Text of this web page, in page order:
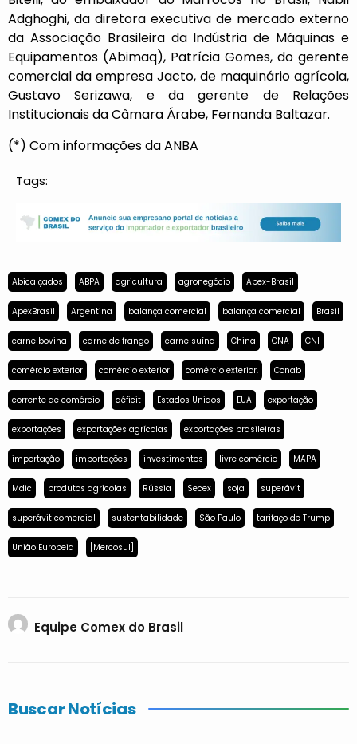
Adghoghi, da diretora executiva de mercado externo
da Associação Brasileira da Indústria de Máquinas e
Equipamentos (Abimaq), Patrícia Gomes, do gerente
comercial da empresa Jacto, de maquinário agrícola,
Gustavo Serizawa, e da gerente de Relações
Institucionais da Câmara Árabe, Fernanda Baltazar.
(*) Com informações da ANBA
Tags:
Abicalçados ABPA agricultura agronegócio Apex-Brasil
ApexBrasil Argentina balança comercial balança comercial Brasil
carne bovina carne de frango carne suína China CNA CNI
comércio exterior comércio exterior comércio exterior. Conab
corrente de comércio déficit Estados Unidos EUA exportação
exportações exportações agrícolas exportações brasileiras
importação importações investimentos livre comércio MAPA
Mdic produtos agrícolas Rússia Secex soja superávit
superávit comercial sustentabilidade São Paulo tarifaço de Trump
União Europeia [Mercosul]
Equipe Comex do Brasil
Buscar Notícias